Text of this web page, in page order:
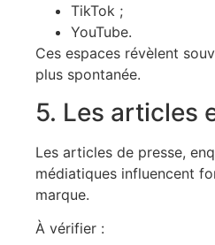
TikTok ;
YouTube.
Ces espaces révèlent
plus spontanée.
5. Les articles
Les articles de presse,
médiatiques influencent
marque.
À vérifier :